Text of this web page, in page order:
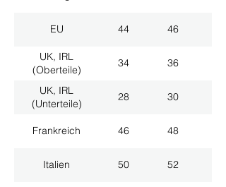
EU 44 46
UK, IRL
(Oberteile)
34 36
UK, IRL
(Unterteile)
28 30
Frankreich 46 48
Italien 50 52